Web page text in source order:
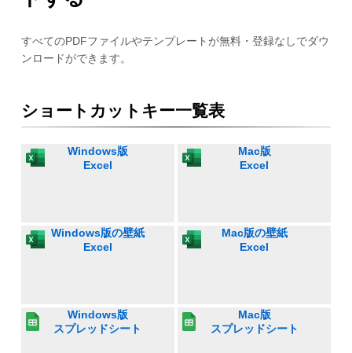
すべてのPDFファイルやテンプレートが無料・登録なしでダウ
ンロードができます。
ショートカットキー一覧表
Windows版
Excel
Mac版
Excel
Windows版の壁紙
Excel
Mac版の壁紙
Excel
Windows版
スプレッドシート
Mac版
スプレッドシート